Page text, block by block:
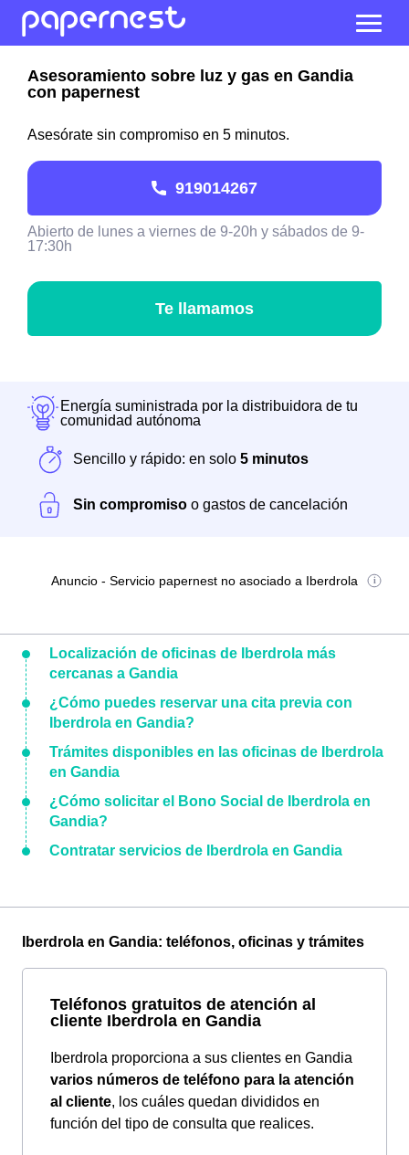
Asesoramiento sobre luz y gas en Gandia
con papernest
Asesórate sin compromiso en 5 minutos.
919014267
Abierto de lunes a viernes de 9-20h y sábados de 9-
17:30h
Te llamamos
Energía suministrada por la distribuidora de tu
comunidad autónoma
Sencillo y rápido: en solo 5 minutos
Sin compromiso o gastos de cancelación
Anuncio - Servicio papernest no asociado a Iberdrola
Localización de oficinas de Iberdrola más
cercanas a Gandia
¿Cómo puedes reservar una cita previa con
Iberdrola en Gandia?
Trámites disponibles en las oficinas de Iberdrola
en Gandia
¿Cómo solicitar el Bono Social de Iberdrola en
Gandia?
Contratar servicios de Iberdrola en Gandia
Iberdrola en Gandia: teléfonos, oficinas y trámites
Teléfonos gratuitos de atención al
cliente Iberdrola en Gandia
Iberdrola proporciona a sus clientes en Gandia
varios números de teléfono para la atención
al cliente, los cuáles quedan divididos en
función del tipo de consulta que realices.